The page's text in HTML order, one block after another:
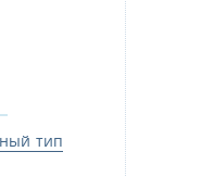
тип